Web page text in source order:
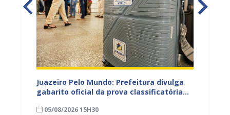
Juazeiro Pelo Mundo: Prefeitura divulga
gabarito oficial da prova classificatória
05/08/2026 15H30